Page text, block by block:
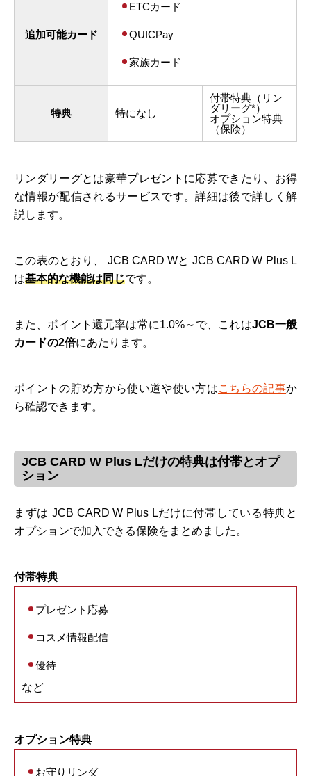
追加可能カード
ETCカード
QUICPay
家族カード
特典 特になし
付帯特典（リン
ダリーグ*）
オプション特典
（保険）
リンダリーグとは豪華プレゼントに応募できたり、お得
な情報が配信されるサービスです。詳細は後で詳しく解
説します。
この表のとおり、 JCB CARD Wと JCB CARD W Plus L
は基本的な機能は同じです。
また、ポイント還元率は常に1.0%～で、これはJCB一般
カードの2倍にあたります。
ポイントの貯め方から使い道や使い方はこちらの記事か
ら確認できます。
JCB CARD W Plus Lだけの特典は付帯とオプ
ション
まずは JCB CARD W Plus Lだけに付帯している特典と
オプションで加入できる保険をまとめました。
付帯特典
プレゼント応募
コスメ情報配信
優待
など
オプション特典
お守りリンダ